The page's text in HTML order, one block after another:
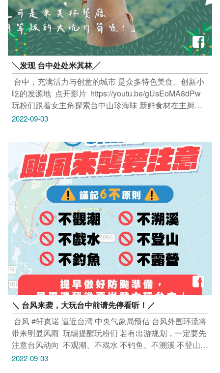
╲发现 台中处处米其林╱​
​ 台中，充满活力与创意的城市​ 是众多特色美食、创新小
吃的发源地​ ​ 点开影片 ​ https://youtu.be/gUsEoMA8dPw
玩粉们跟着女主角探索台中山珍海味​ 新鲜食材在主厨手
中​ 魔幻地变出一道一道令人垂涎三尺的佳肴​ 发现原来台
快手刀速速规划台中旅行​ 来一场无与伦比的舌尖之旅吧​
！ _________________​ #安心旅游首选台中​ #勤洗手 #
戴口罩
2022-09-03
＼ 台风来袭，大玩台中前请先停看听！／​
​ 台风 #轩岚诺 逼近台湾​ 中央气象局预估​ 台风外围环流将
带来明显风雨​ ​ 玩编提醒玩粉们​ 若有出游规划，一定要先
注意台风动向​ ​ 不观潮、不戏水​ 不钓鱼、不溯溪​ 不登山、
不露营 ​ 提早做好防台准备，多一份安心与放心 ​ ​ ️ 风平浪
2022-09-03